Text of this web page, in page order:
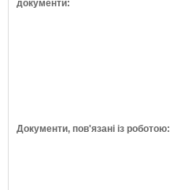
документи:
Документи, пов'язані із роботою: